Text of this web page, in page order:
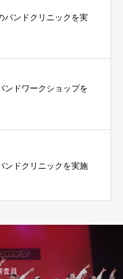
バンドクリニックを実
ンドワークショップを
ンドクリニックを実施
査員